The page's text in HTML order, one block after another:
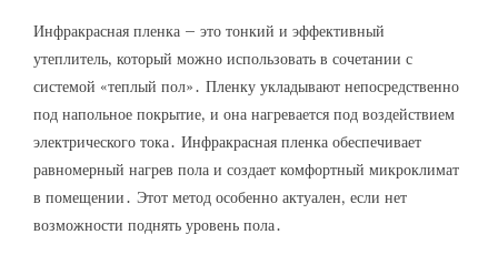
Инфракрасная пленка – это тонкий и эффективный
утеплитель‚ который можно использовать в сочетании с
системой «теплый пол»․ Пленку укладывают непосредственно
под напольное покрытие‚ и она нагревается под воздействием
электрического тока․ Инфракрасная пленка обеспечивает
равномерный нагрев пола и создает комфортный микроклимат
в помещении․ Этот метод особенно актуален‚ если нет
возможности поднять уровень пола․